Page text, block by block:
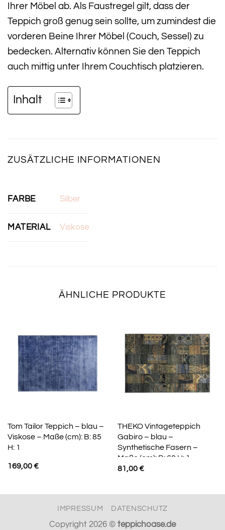
Ihrer Möbel ab. Als Faustregel gilt, dass der
Teppich groß genug sein sollte, um zumindest die
vorderen Beine Ihrer Möbel (Couch, Sessel) zu
bedecken. Alternativ können Sie den Teppich
auch mittig unter Ihrem Couchtisch platzieren.
Inhalt
ZUSÄTZLICHE INFORMATIONEN
FARBE Silber
MATERIAL Viskose
ÄHNLICHE PRODUKTE
Tom Tailor Teppich – blau –
Viskose – Maße (cm): B: 85
H: 1
169,00€
THEKO Vintageteppich
Gabiro – blau –
Synthetische Fasern –
Maße (cm): B: 68 H: 1
81,00€
IMPRESSUM DATENSCHUTZ
Copyright 2026 © teppichoase.de